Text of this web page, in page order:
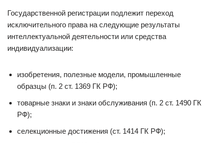
Государственной регистрации подлежит переход
исключительного права на следующие результаты
интеллектуальной деятельности или средства
индивидуализации:
изобретения, полезные модели, промышленные
образцы (п. 2 ст. 1369 ГК РФ);
товарные знаки и знаки обслуживания (п. 2 ст. 1490 ГК
РФ);
селекционные достижения (ст. 1414 ГК РФ);